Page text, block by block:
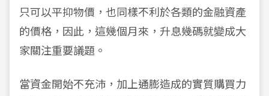
只可以平抑物價，也同樣不利於各類的金融資產
的價格，因此，這幾個月來，升息幾碼就變成大
家關注重要議題。
當資金開始不充沛，加上通膨造成的實質購買力